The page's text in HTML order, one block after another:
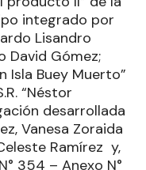
integrado por
Lisandro
David Gómez;
Isla Buey Muerto”
“Néstor
desarrollada
Vanesa Zoraida
Ramírez y,
354 – Anexo N°